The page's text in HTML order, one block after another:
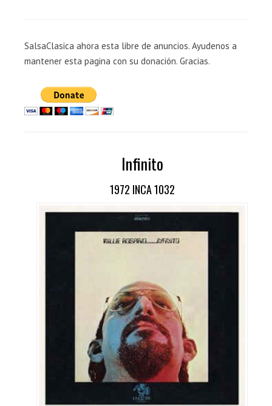
SalsaClasica ahora esta libre de anuncios. Ayudenos a
mantener esta pagina con su donación. Gracias.
Infinito
1972 INCA 1032